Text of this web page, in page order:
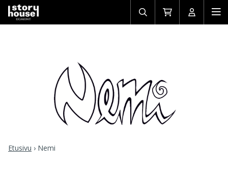
Avaa/sulje
haku
Siirry
ostoskoriin
Avaa/
Etusivu › Nemi